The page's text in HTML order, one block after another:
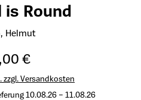
is Round
Helmut
€
zzgl. Versandkosten
10.08.26 – 11.08.26